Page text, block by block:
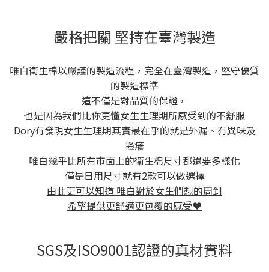
嚴格把關 堅持在臺灣製造
唯白衛生棉以嚴謹的製造流程，完全在臺灣製造，堅守優質
的製造標準
這不僅是對品質的保證，
也是因為我們比你更懂女生生理期所感受到的不舒服
Dory有發現女生生理期其實最在乎的就是外漏、有異味及
搔癢
唯白幾乎比所有市面上的衛生棉尺寸都還要多樣化
僅是日用尺寸就有2款可以做選擇
由此更可以知道 唯白對於女生們想的周到
希望提供更舒適更包覆的感受❤
SGS及ISO9001認證的真材實料